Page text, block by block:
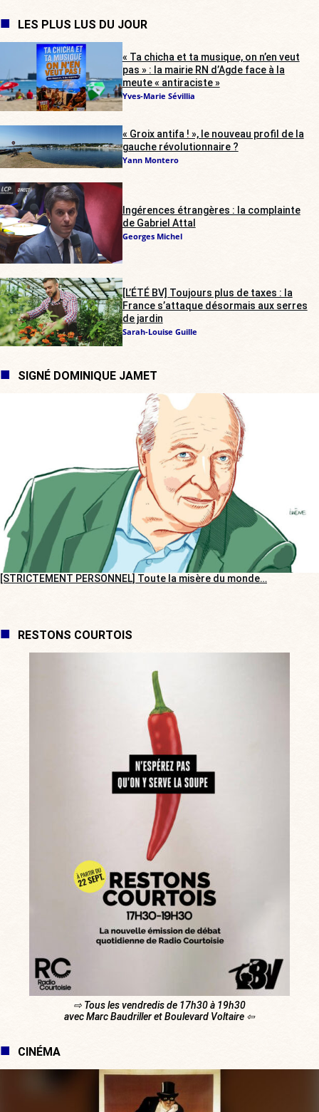
LES PLUS LUS DU JOUR
« Ta chicha et ta musique, on n’en veut
pas » : la mairie RN d’Agde face à la
meute « antiraciste »
Yves-Marie Sévillia
« Groix antifa ! », le nouveau profil de la
gauche révolutionnaire ?
Yann Montero
Ingérences étrangères : la complainte
de Gabriel Attal
Georges Michel
[L’ÉTÉ BV] Toujours plus de taxes : la
France s’attaque désormais aux serres
de jardin
Sarah-Louise Guille
SIGNÉ DOMINIQUE JAMET
[STRICTEMENT PERSONNEL] Toute la misère du monde…
RESTONS COURTOIS
⇨ Tous les vendredis de 17h30 à 19h30
avec Marc Baudriller et Boulevard Voltaire ⇦
CINÉMA